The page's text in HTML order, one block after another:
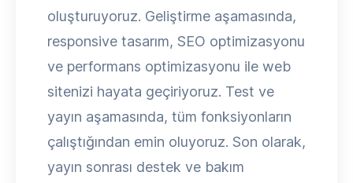
oluşturuyoruz. Geliştirme aşamasında,
responsive tasarım, SEO optimizasyonu
ve performans optimizasyonu ile web
sitenizi hayata geçiriyoruz. Test ve
yayın aşamasında, tüm fonksiyonların
çalıştığından emin oluyoruz. Son olarak,
yayın sonrası destek ve bakım